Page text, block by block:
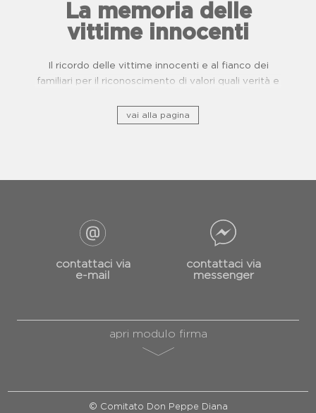
La memoria delle
vittime innocenti
Il ricordo delle vittime innocenti e al fianco dei
familiari per il riconoscimento di valori quali verità e
vai alla pagina
contattaci via
e-mail
contattaci via
messenger
apri modulo firma
© Comitato Don Peppe Diana